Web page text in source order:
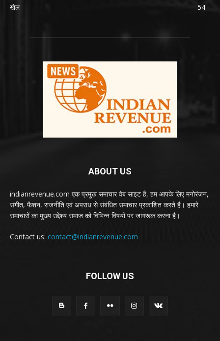
खेल
54
ABOUT US
indianrevenue.com एक प्रमुख समाचार वेब साइट है, हम आपके लिए मनोरंजन,
संगीत, फैशन, राजनीति एवं अपराध से संबंधित समाचार प्रकाशित करते है। हमारे
समाचारों का मुख्य उद्देश्य समाज को विभिन्न विषयों पर जागरूक करना है।
Contact us: contact@indianrevenue.com
FOLLOW US